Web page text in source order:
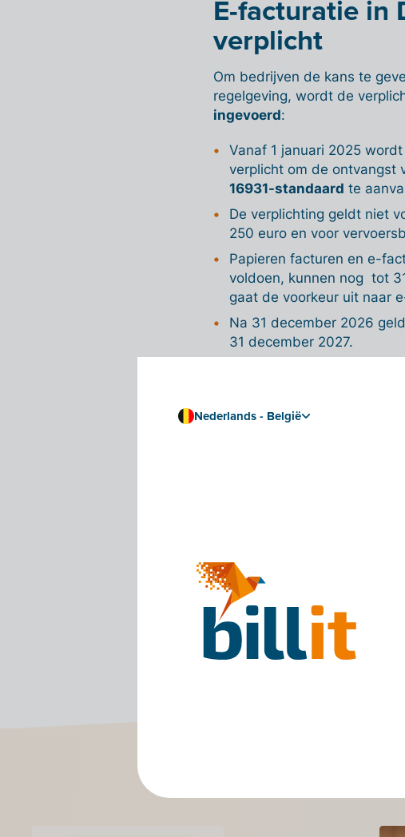
E-facturatie in
verplicht
Om bedrijven de kans te
regelgeving, wordt de
ingevoerd:
Vanaf 1 januari 2025
verplicht om de ontvangst
16931-standaard te
De verplichting geldt niet
250 euro en voor
Papieren facturen en e-
voldoen, kunnen nog tot
gaat de voorkeur uit naar
Na 31 december 2026
31 december 2027.
Lees ook: E-facturatie in
Nederlands - België